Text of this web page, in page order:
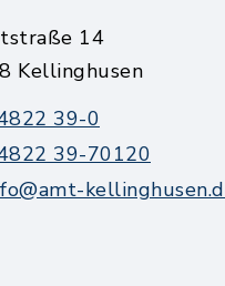
14
Kellinghusen
39-0
39-70120